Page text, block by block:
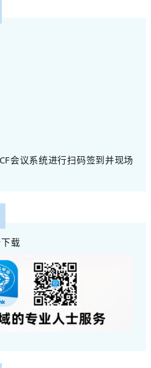
会议系统进行扫码签到并现场
载